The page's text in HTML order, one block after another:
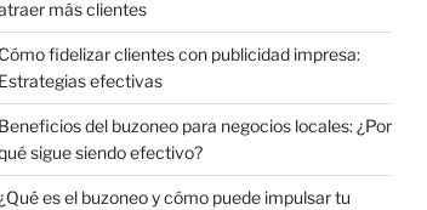
más clientes
Cómo fidelizar clientes con publicidad impresa:
Estrategias efectivas
Beneficios del buzoneo para negocios locales: ¿Por
sigue siendo efectivo?
es el buzoneo y cómo puede impulsar tu